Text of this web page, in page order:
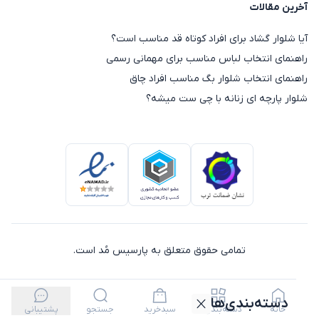
آخرین مقالات
آیا شلوار گشاد برای افراد کوتاه قد مناسب است؟
راهنمای انتخاب لباس مناسب برای مهمانی رسمی
راهنمای انتخاب شلوار بگ مناسب افراد چاق
شلوار پارچه ای زنانه با چی ست میشه؟
تمامی حقوق متعلق به پارسیس مُد است.
دسته‌بندی‌ها
خانه دسته‌بندی‌ها سبدخرید جستجو پشتیبانی